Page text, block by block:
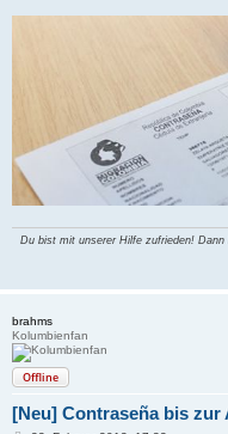
Du bist mit unserer Hilfe zufrieden!
brahms
Kolumbienfan
Offline
[Neu] Contraseña bis zur